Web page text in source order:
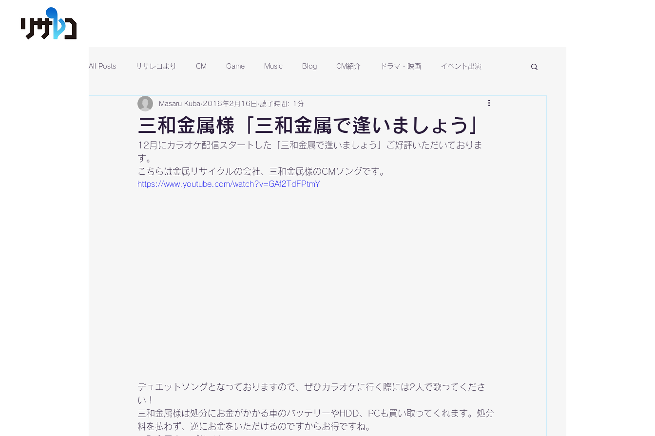
All Posts リサレコより CM Game Music Blog CM紹介 ドラマ・映画 イベント出演
三和金属様「三和金属で逢いましょう」
Masaru Kuba 2016年2月16日 読了時間: 1分
12月にカラオケ配信スタートした「三和金属で逢いましょう」ご好評いただいておりま
す。
こちらは金属リサイクルの会社、三和金属様のCMソングです。
https://www.youtube.com/watch?v=GAf2TdFPtmY
デュエットソングとなっておりますので、ぜひカラオケに行く際には2人で歌ってくださ
い！
三和金属様は処分にお金がかかる車のバッテリーやHDD、PCも買い取ってくれます。処分
料を払わず、逆にお金をいただけるのですからお得ですね。